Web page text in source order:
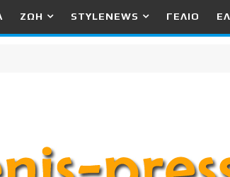
ΖΩΗ STYLENEWS ΓΕΛΙΟ